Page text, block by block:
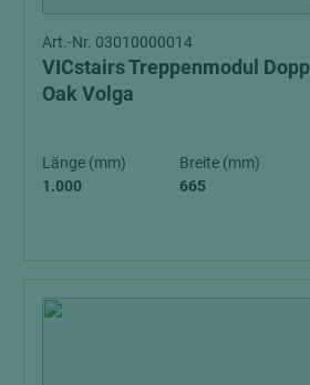
Art.-Nr. 03010000014
VICstairs Treppenmodul
Oak Volga
Länge (mm)
1.000
Breite (mm)
665